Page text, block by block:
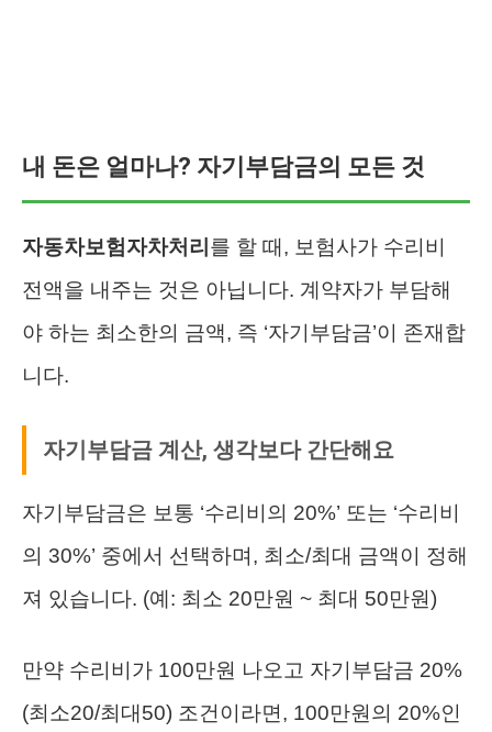
내 돈은 얼마나? 자기부담금의 모든 것
자동차보험자차처리 를 할 때, 보험사가 수리비
전액을 내주는 것은 아닙니다. 계약자가 부담해
야 하는 최소한의 금액, 즉 ‘자기부담금’이 존재합
니다.
자기부담금 계산, 생각보다 간단해요
자기부담금은 보통 ‘수리비의 20%’ 또는 ‘수리비
의 30%’ 중에서 선택하며, 최소/최대 금액이 정해
져 있습니다. (예: 최소 20만원 ~ 최대 50만원)
만약 수리비가 100만원 나오고 자기부담금 20%
(최소20/최대50) 조건이라면, 100만원의 20%인